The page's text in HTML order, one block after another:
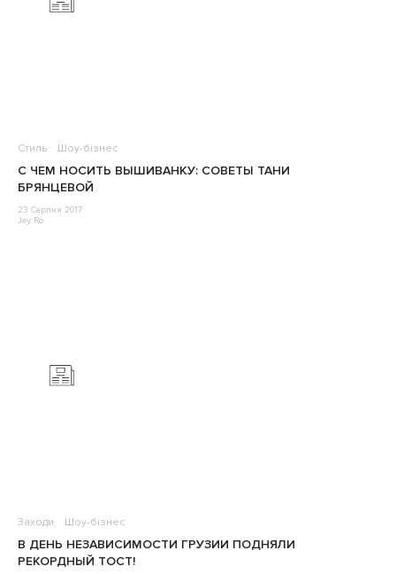
Стиль Шоу-бізнес
С ЧЕМ НОСИТЬ ВЫШИВАНКУ: СОВЕТЫ ТАНИ
БРЯНЦЕВОЙ
23 Серпня 2017
Jey Ro
Заходи Шоу-бізнес
В ДЕНЬ НЕЗАВИСИМОСТИ ГРУЗИИ ПОДНЯЛИ
РЕКОРДНЫЙ ТОСТ!